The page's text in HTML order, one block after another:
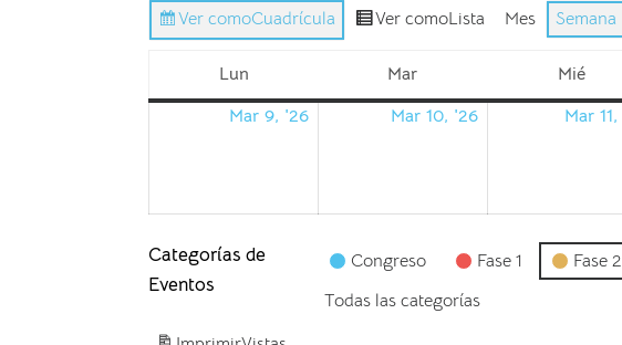
Ver comoCuadrícula Ver comoLista Mes Semana
Lun Mar Mié
Mar 9, '26 09/03/2026Mar 10, '26 10/03/2026Mar
Categorías de
Eventos
Congreso Fase 1 Fase 2
Todas las categorías